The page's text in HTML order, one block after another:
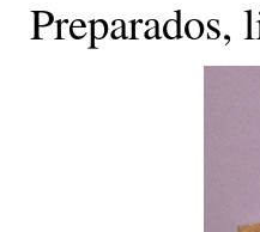
Preparados,